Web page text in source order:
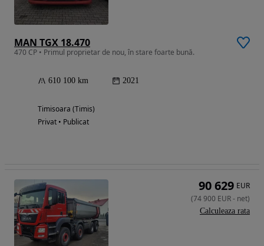
MAN TGX 18.470
470 CP • Primul proprietar de nou, în stare foarte bună.
610 100 km 2021
Timisoara (Timis)
Privat • Publicat
90 629 EUR
(74 900 EUR- net)
Calculeaza rata